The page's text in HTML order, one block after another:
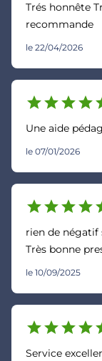
Trés honnête
recommande
le 22/04/2026
starstarstarstar
Une aide
le 07/01/2026
starstarstarstar
rien de négatif
Très bonne
le 10/09/2025
starstarstarstar
Service